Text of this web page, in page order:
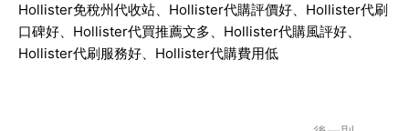
Hollister免稅州代收站、 Hollister代購評價好、 Hollister代刷
口碑好、 Hollister代買推薦文多、 Hollister代購風評好、
Hollister代刷服務好、 Hollister代購費用低